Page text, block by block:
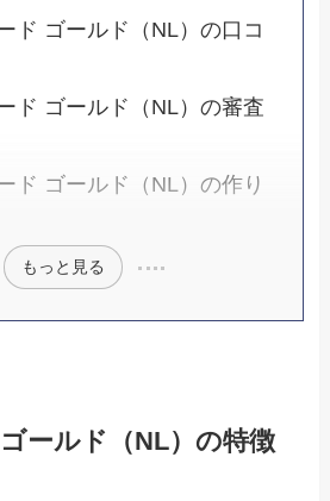
ド ゴールド（NL）の口コ
ド ゴールド（NL）の審査
ド ゴールド（NL）の作り
もっと見る
ールド（NL）の特徴